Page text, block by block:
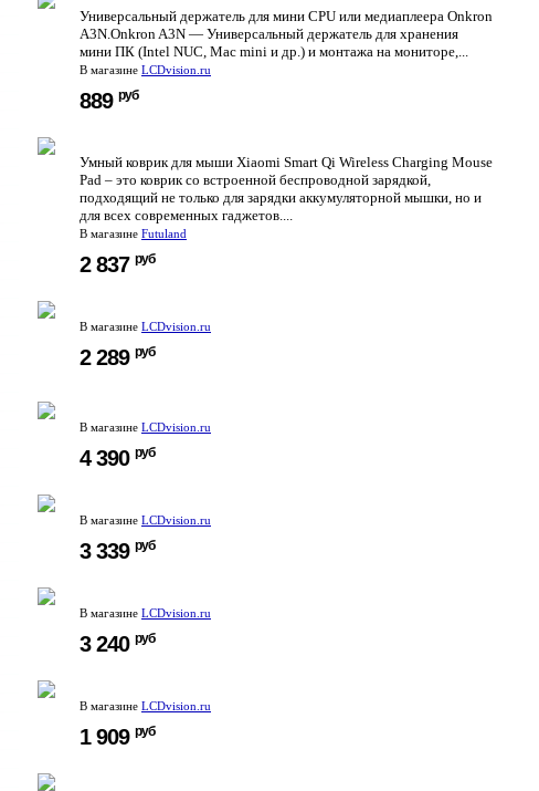
Универсальный держатель для мини CPU или медиаплеера Onkron
A3N.Onkron A3N — Универсальный держатель для хранения
мини ПК (Intel NUC, Mac mini и др.) и монтажа на мониторе,...
В магазине LCDvision.ru
889 руб
Умный коврик для мыши Xiaomi Smart Qi Wireless Charging Mouse
Pad – это коврик со встроенной беспроводной зарядкой,
подходящий не только для зарядки аккумуляторной мышки, но и
для всех современных гаджетов....
В магазине Futuland
2 837 руб
В магазине LCDvision.ru
2 289 руб
В магазине LCDvision.ru
4 390 руб
В магазине LCDvision.ru
3 339 руб
В магазине LCDvision.ru
3 240 руб
В магазине LCDvision.ru
1 909 руб